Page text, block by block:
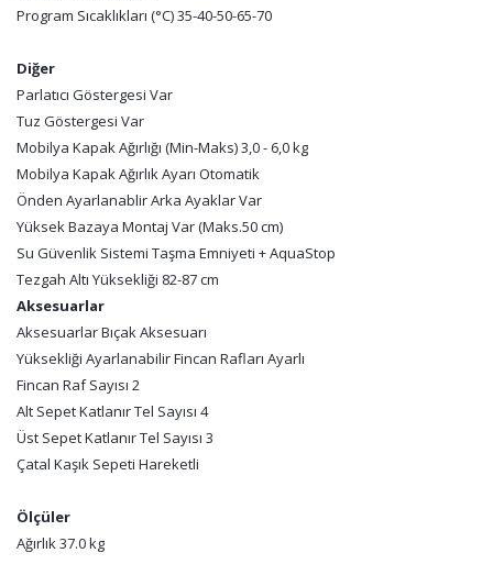
Program Sıcaklıkları (°C) 35-40-50-65-70
Diğer
Parlatıcı Göstergesi Var
Tuz Göstergesi Var
Mobilya Kapak Ağırlığı (Min-Maks) 3,0 - 6,0 kg
Mobilya Kapak Ağırlık Ayarı Otomatik
Önden Ayarlanablir Arka Ayaklar Var
Yüksek Bazaya Montaj Var (Maks.50 cm)
Su Güvenlik Sistemi Taşma Emniyeti + AquaStop
Tezgah Altı Yüksekliği 82-87 cm
Aksesuarlar
Aksesuarlar Bıçak Aksesuarı
Yüksekliği Ayarlanabilir Fincan Rafları Ayarlı
Fincan Raf Sayısı 2
Alt Sepet Katlanır Tel Sayısı 4
Üst Sepet Katlanır Tel Sayısı 3
Çatal Kaşık Sepeti Hareketli
Ölçüler
Ağırlık 37.0 kg